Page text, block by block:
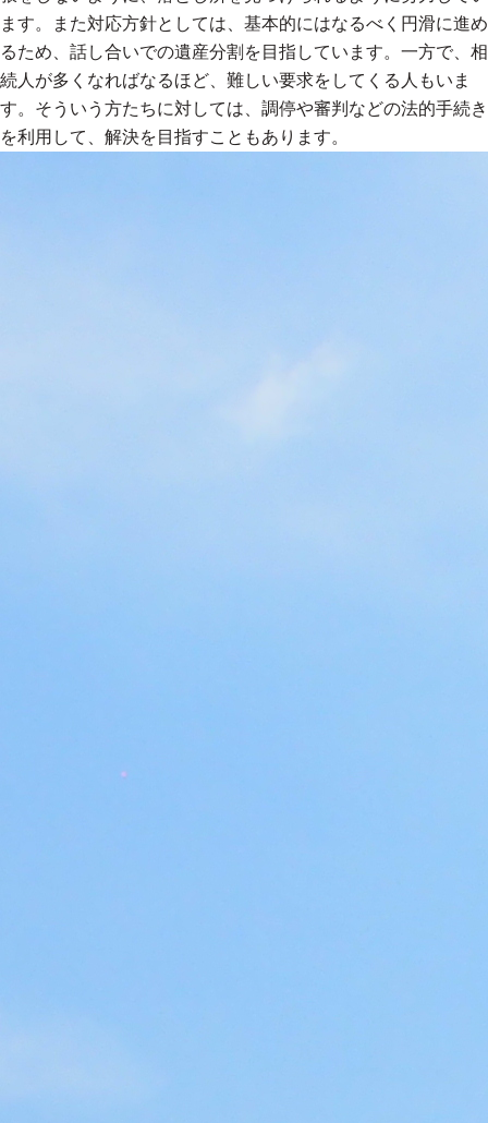
ます。また対応方針としては、基本的にはなるべく円滑に進め
るため、話し合いでの遺産分割を目指しています。一方で、相
続人が多くなればなるほど、難しい要求をしてくる人もいま
す。そういう方たちに対しては、調停や審判などの法的手続き
を利用して、解決を目指すこともあります。